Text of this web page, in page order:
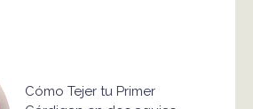
Cómo Tejer tu Primer